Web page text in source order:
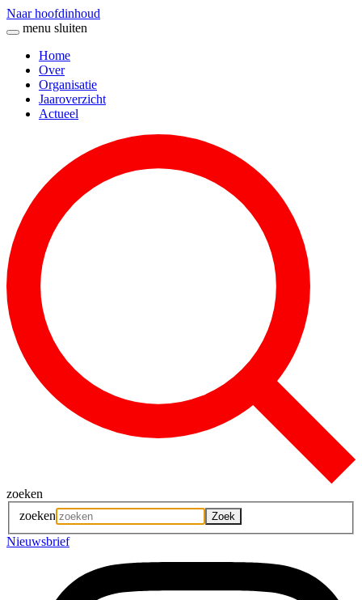
Naar hoofdinhoud
menu sluiten
Home
Over
Organisatie
Jaaroverzicht
Actueel
zoeken
zoeken
Nieuwsbrief